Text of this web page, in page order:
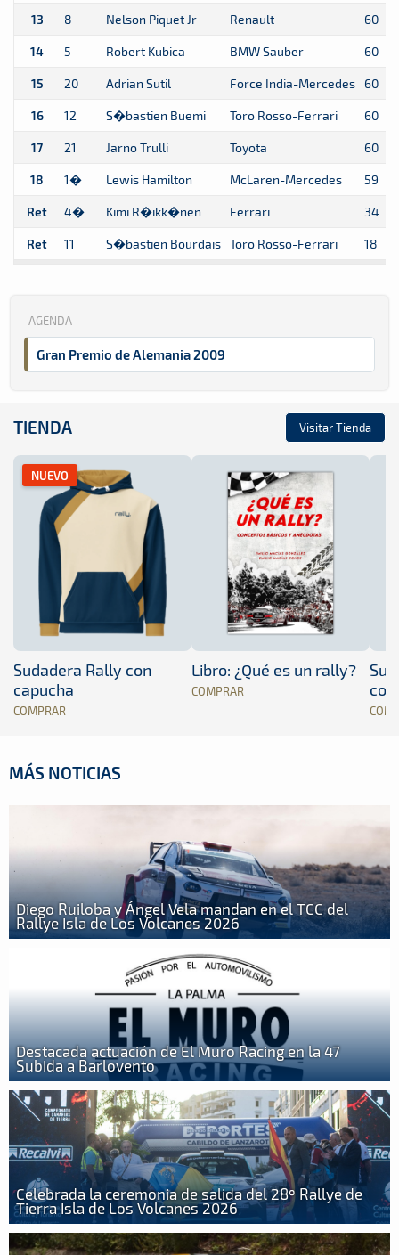
13 8 Nelson Piquet Jr Renault 60
14 5 Robert Kubica BMW Sauber 60
15 20 Adrian Sutil Force India-Mercedes 60
16 12 S�bastien Buemi Toro Rosso-Ferrari 60
17 21 Jarno Trulli Toyota 60
18 1� Lewis Hamilton McLaren-Mercedes 59
Ret 4� Kimi R�ikk�nen Ferrari 34
Ret 11 S�bastien Bourdais Toro Rosso-Ferrari 18
AGENDA
Gran Premio de Alemania 2009
TIENDA Visitar Tienda
NUEVO
Sudadera Rally con
capucha
COMPRAR
Libro: ¿Qué es un rally?
COMPRAR
MÁS NOTICIAS
Diego Ruiloba y Ángel Vela mandan en el TCC del
Rallye Isla de Los Volcanes 2026
Destacada actuación de El Muro Racing en la 47
Subida a Barlovento
Celebrada la ceremonia de salida del 28º Rallye de
Tierra Isla de Los Volcanes 2026